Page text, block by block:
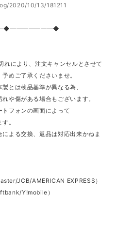
2020/10/13/181211
れにより、注文キャンセルとさせて
めご了承くださいませ。
とは検品基準が異なる為、
や傷がある場合もございます。
トフォンの画面によって
。
よる交換、返品は対応出来かねま
JCB/AMERICAN EXPRESS）
Y!mobile）